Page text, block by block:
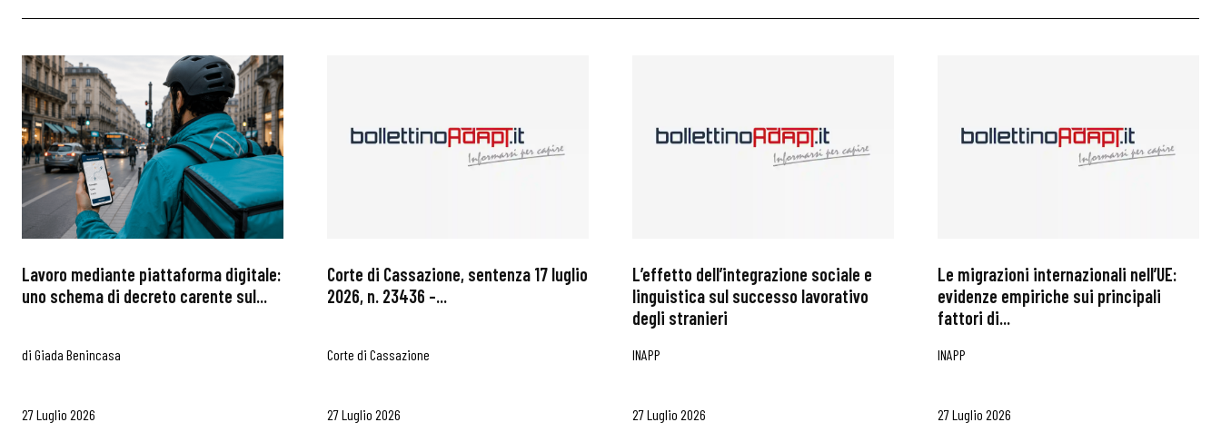
Lavoro mediante piattaforma digitale:
uno schema di decreto carente sul...
di Giada Benincasa
27 Luglio 2026
Corte di Cassazione, sentenza 17 luglio
2026, n. 23436 –...
Corte di Cassazione
27 Luglio 2026
L’effetto dell’integrazione sociale e
linguistica sul successo lavorativo
degli stranieri
INAPP
27 Luglio 2026
Le migrazioni internazionali nell’UE:
evidenze empiriche sui principali
fattori di...
INAPP
27 Luglio 2026